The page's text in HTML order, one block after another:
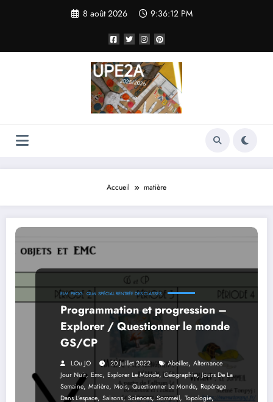
8 août 2026 9:36:13 PM
Accueil matière
ELM PROG. QLM SPÉCIAL RENTRÉE DES CLASSES
Programmation et progression –
Explorer / Questionner le monde
GS/CP
LOu JO 20 Juillet 2022 Abeilles, Alternance
Jour Nuit, Emc, Explorer Le Monde,Géographie,Jours De La
Semaine, Matière, Mois,Questionner Le Monde, Repérage
Dans L'espace, Saisons, Sciences, Sommeil, Topologie,